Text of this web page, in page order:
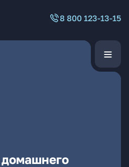
8 800 123-13-15